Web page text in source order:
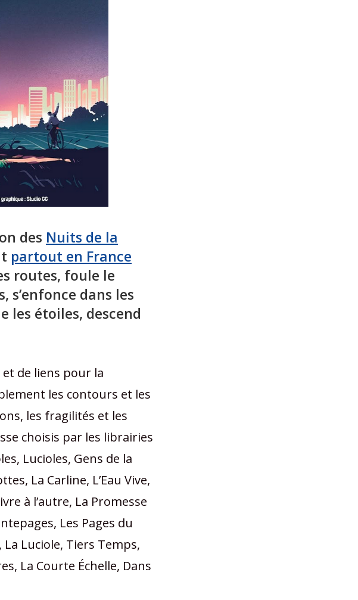
des Nuits de la
partout en France
routes, foule le
s’enfonce dans les
les étoiles, descend
de liens pour la
les contours et les
les fragilités et les
choisis par les librairies
Lucioles, Gens de la
La Carline, L’Eau Vive,
à l’autre, La Promesse
Les Pages du
La Luciole, Tiers Temps,
La Courte Échelle, Dans